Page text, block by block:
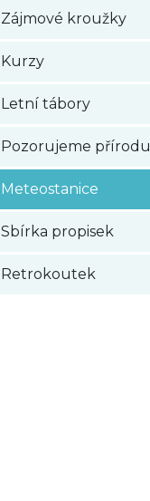
Zájmové kroužky
Kurzy
Letní tábory
Pozorujeme přírodu
Meteostanice
Sbírka propisek
Retrokoutek